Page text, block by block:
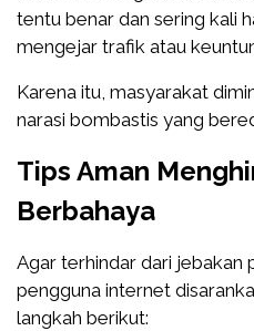
tentu benar dan sering kali
mengejar trafik atau
Karena itu, masyarakat
narasi bombastis yang
Tips Aman
Berbahaya
Agar terhindar dari jebakan
pengguna internet
langkah berikut: